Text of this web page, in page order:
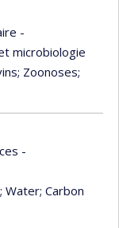
-
microbiologie
; Zoonoses;
-
; Water; Carbon